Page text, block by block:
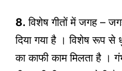
8. विशेष गीतों में जगह –
दिया गया है । विशेष रूप से
का काफी काम मिलता है ।